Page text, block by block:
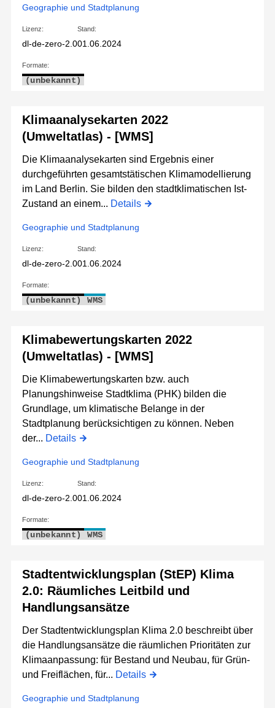
Geographie und Stadtplanung
Lizenz:
dl-de-zero-2.0
Stand:
01.06.2024
Formate:
(unbekannt)
Klimaanalysekarten 2022
(Umweltatlas) - [WMS]
Die Klimaanalysekarten sind Ergebnis einer
durchgeführten gesamtstätischen Klimamodellierung
im Land Berlin. Sie bilden den stadtklimatischen Ist-
Zustand an einem... Details
Geographie und Stadtplanung
Lizenz:
dl-de-zero-2.0
Stand:
01.06.2024
Formate:
(unbekannt) WMS
Klimabewertungskarten 2022
(Umweltatlas) - [WMS]
Die Klimabewertungskarten bzw. auch
Planungshinweise Stadtklima (PHK) bilden die
Grundlage, um klimatische Belange in der
Stadtplanung berücksichtigen zu können. Neben
der... Details
Geographie und Stadtplanung
Lizenz:
dl-de-zero-2.0
Stand:
01.06.2024
Formate:
(unbekannt) WMS
Stadtentwicklungsplan (StEP) Klima
2.0: Räumliches Leitbild und
Handlungsansätze
Der Stadtentwicklungsplan Klima 2.0 beschreibt über
die Handlungsansätze die räumlichen Prioritäten zur
Klimaanpassung: für Bestand und Neubau, für Grün-
und Freiflächen, für... Details
Geographie und Stadtplanung